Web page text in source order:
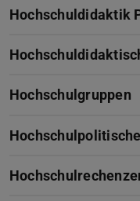
Hochschuldidaktik
Hochschulgruppen